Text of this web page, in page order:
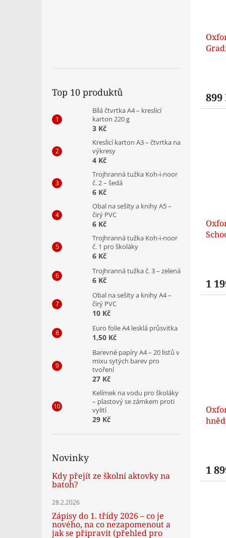
Top 10 produktů
Bílá čtvrtka A4 – kreslicí
karton 220 g
3 Kč
Kreslicí karton A3 – čtvrtka na
výkresy
4 Kč
Trojhranná tužka Koh-i-noor
č. 2 – šedá
6 Kč
Obal na sešity a knihy A5 –
čirý PVC
6 Kč
Trojhranná tužka Koh-i-noor
č. 1 pro školáky
6 Kč
Trojhranná tužka č. 3 – zelená
6 Kč
Obal na sešity a knihy A4 –
čirý PVC
10 Kč
Euro folie A4 lesklá průsvitka
1,50 Kč
Barevné papíry A4 – 20 listů v
mixu sytých barev pro
tvoření
27 Kč
Kelímek na vodu pro školáky
– plastový se zámkem proti
vylití
29 Kč
Novinky
Kdy přejít ze školní aktovky na
batoh?
28.2.2026
Zápisy do 1. třídy 2026 – co je
nového, na co nezapomenout a
jak se připravit (přehled pro
899
1
1